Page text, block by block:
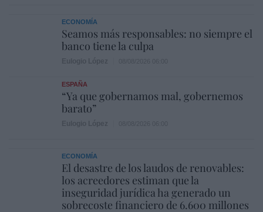
ECONOMÍA
Seamos más responsables: no siempre el
banco tiene la culpa
ESPAÑA
“Ya que gobernamos mal, gobernemos
barato”
ECONOMÍA
El desastre de los laudos de renovables:
los acreedores estiman que la
inseguridad jurídica ha generado un
sobrecoste financiero de 6.600 millones